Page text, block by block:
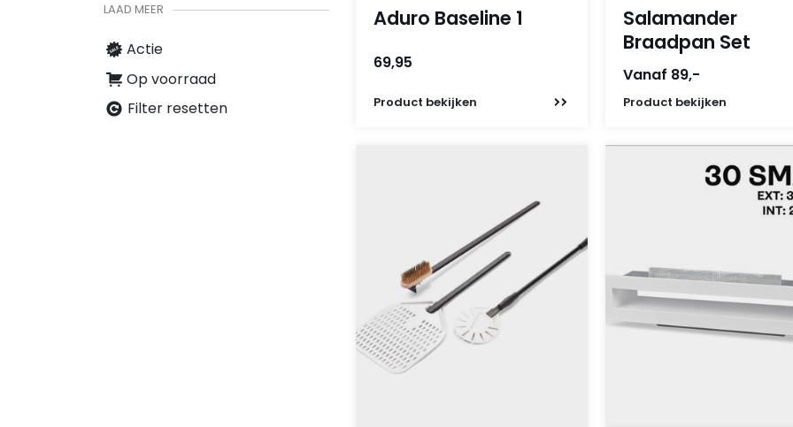
LAAD MEER
Actie
Op voorraad
Filter resetten
Aduro Baseline 1
69,95
Product bekijken
Salamander
Braadpan Set
Vanaf 89,-
Product bekijken